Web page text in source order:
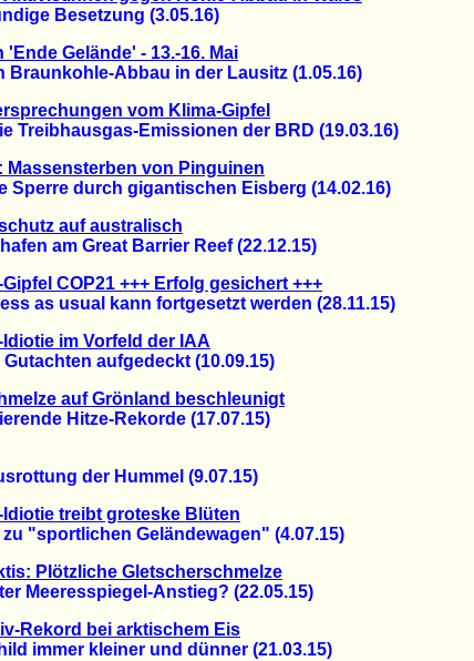
Besetzung (3.05.16)
'Ende Gelände' - 13.-16. Mai
Abbau in der Lausitz (1.05.16)
vom Klima-Gipfel
Emissionen der BRD (19.03.16)
Massensterben von Pinguinen
durch gigantischen Eisberg (14.02.16)
auf australisch
am Great Barrier Reef (22.12.15)
Gipfel COP21 +++ Erfolg gesichert +++
as usual kann fortgesetzt werden (28.11.15)
Idiotie im Vorfeld der IAA
aufgedeckt (10.09.15)
auf Grönland beschleunigt
Hitze-Rekorde (17.07.15)
der Hummel (9.07.15)
Idiotie treibt groteske Blüten
"sportlichen Geländewagen" (4.07.15)
Plötzliche Gletscherschmelze
Meeresspiegel-Anstieg? (22.05.15)
Rekord bei arktischem Eis
immer kleiner und dünner (21.03.15)